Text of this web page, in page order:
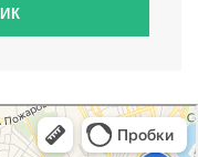
в Севастополе